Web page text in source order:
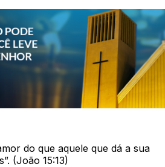
do que aquele que dá a sua
(João 15:13)